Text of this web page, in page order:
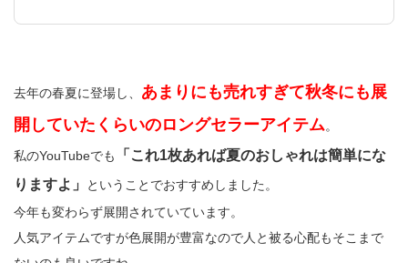
去年の春夏に登場し、 あまりにも売れすぎて秋冬にも展
開していたくらいのロングセラーアイテム。
私のYouTubeでも
「これ1枚あれば夏のおしゃれは簡単にな
りますよ」
ということでおすすめしました。
今年も変わらず展開されていています。
人気アイテムですが色展開が豊富なので人と被る心配もそこまで